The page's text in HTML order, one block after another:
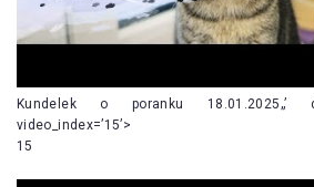
Kundelek o poranku 18.01.2025„’
video_index=’15’>
15